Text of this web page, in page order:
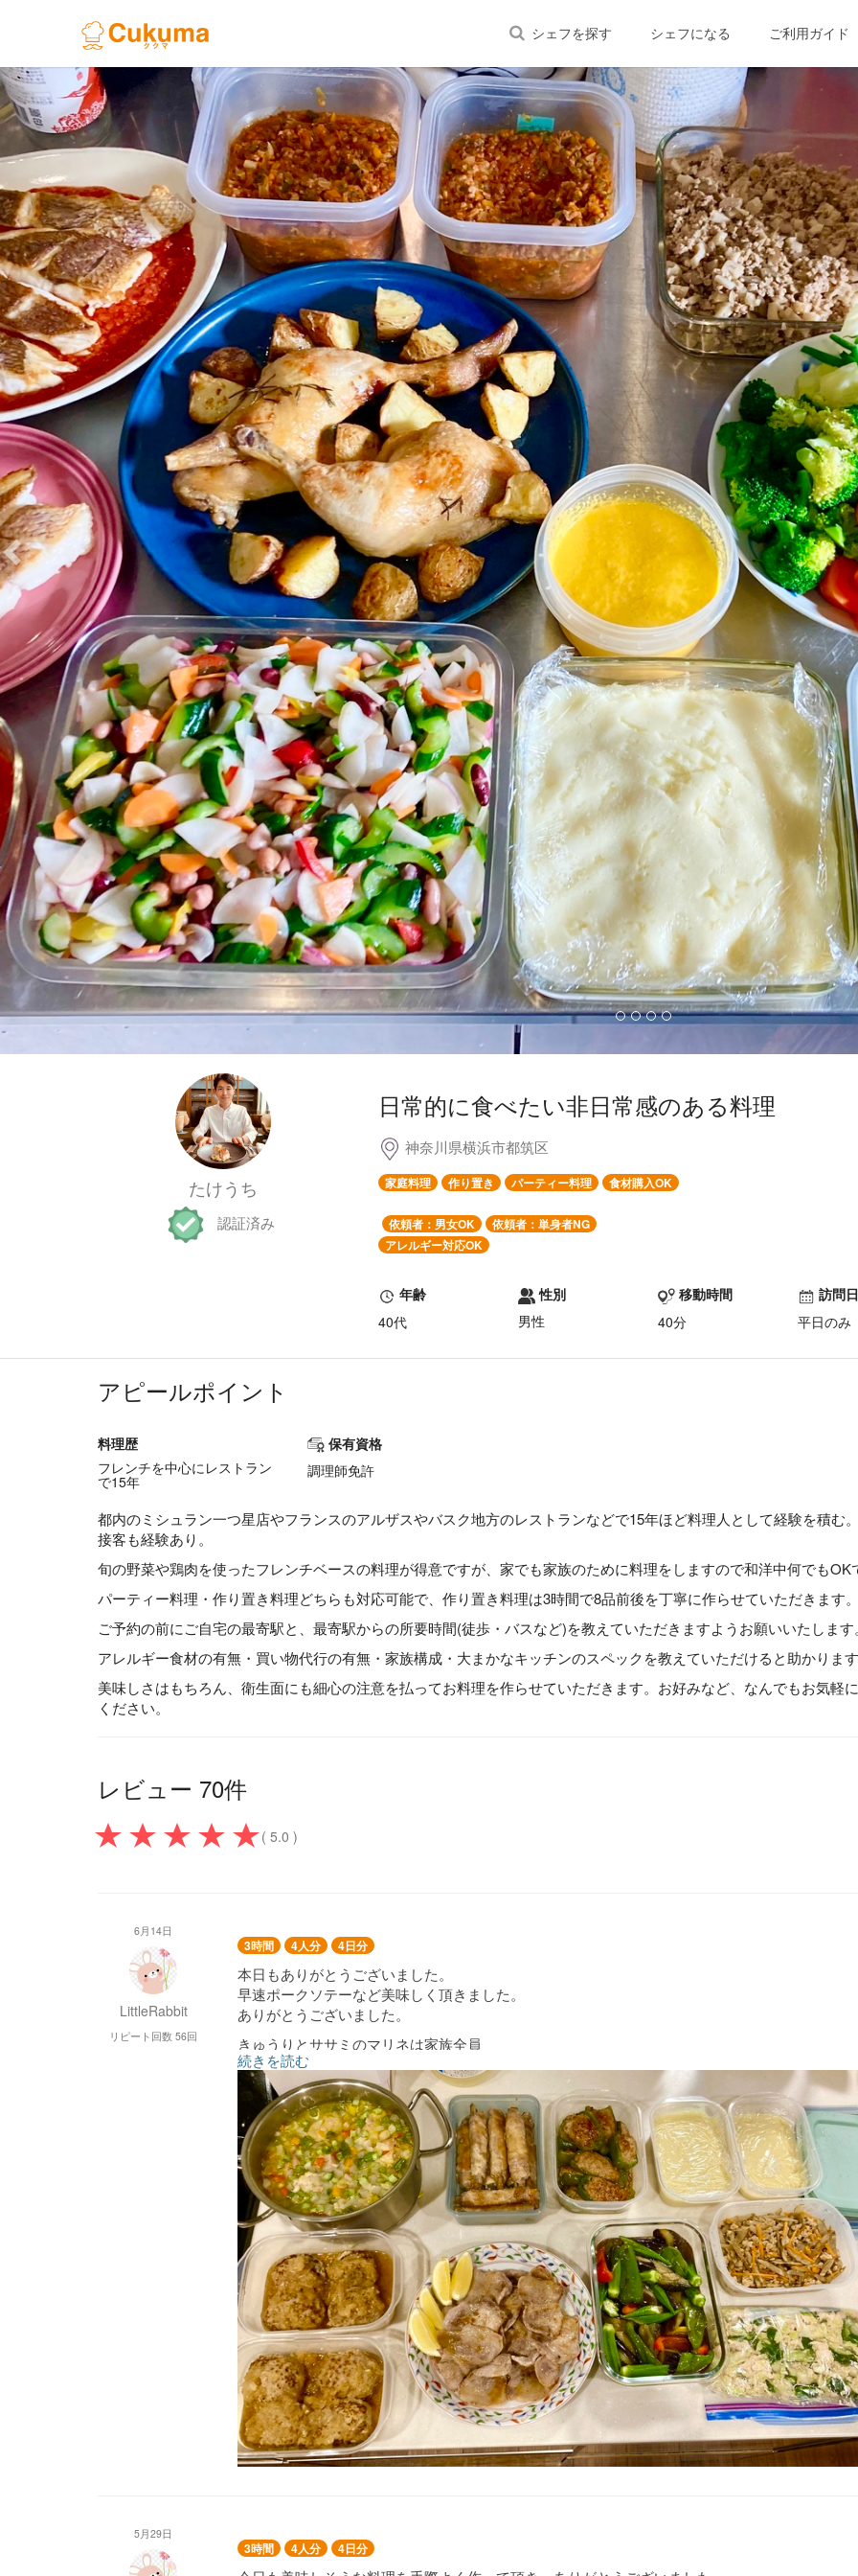
シェフを探す シェフになる ご利用ガイド
Previous
たけうち
認証済み
日常的に食べたい非日常感のある料理
神奈川県横浜市都筑区
家庭料理 作り置き パーティー料理 食材購入OK
依頼者：男女OK
依頼者：単身者NG
アレルギー対応OK
年齢
40代
性別
男性
移動時間
40分
訪問日
平日のみ
アピールポイント
料理歴
フレンチを中心にレストラン
で15年
保有資格
調理師免許
都内のミシュラン一つ星店やフランスのアルザスやバスク地方のレストランなどで15年ほど料理人として経験を積む
接客も経験あり。
旬の野菜や鶏肉を使ったフレンチベースの料理が得意ですが、家でも家族のために料理をしますので和洋中何でもOK
パーティー料理・作り置き料理どちらも対応可能で、作り置き料理は3時間で8品前後を丁寧に作らせていただきます。
ご予約の前にご自宅の最寄駅と、最寄駅からの所要時間(徒歩・バスなど)を教えていただきますようお願いいたします。
アレルギー食材の有無・買い物代行の有無・家族構成・大まかなキッチンのスペックを教えていただけると助かります
美味しさはもちろん、衛生面にも細心の注意を払ってお料理を作らせていただきます。お好みなど、なんでもお気軽
ください。
レビュー 70件
( 5.0 )
6月14日
LittleRabbit
リピート回数 56回
3時間 4人分 4日分
本日もありがとうございました。
早速ポークソテーなど美味しく頂きました。
ありがとうございました。
きゅうりとササミのマリネは家族全員
大好きなメニューで今回も美味しく
頂きましたが、次回もう少しだけ塩分
控えめにお願い出来たらと思います。
宜しくお願い致します。
主菜
ピーマン肉詰め☆
野菜の豚肉巻き☆
鶏肉のミネストローネ仕立て☆
ポークソテー レモンバターソース
ハンバーグのみぞれ煮☆
副菜
野菜の揚げ浸し
鶏ささみときゅうりの和風マリネ
じゃがいもの冷製ポタージュ☆
ごぼうと人参のそぼろきんぴら☆
続きを読む
5月29日
3時間 4人分 4日分